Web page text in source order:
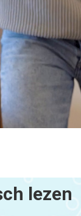
lezen